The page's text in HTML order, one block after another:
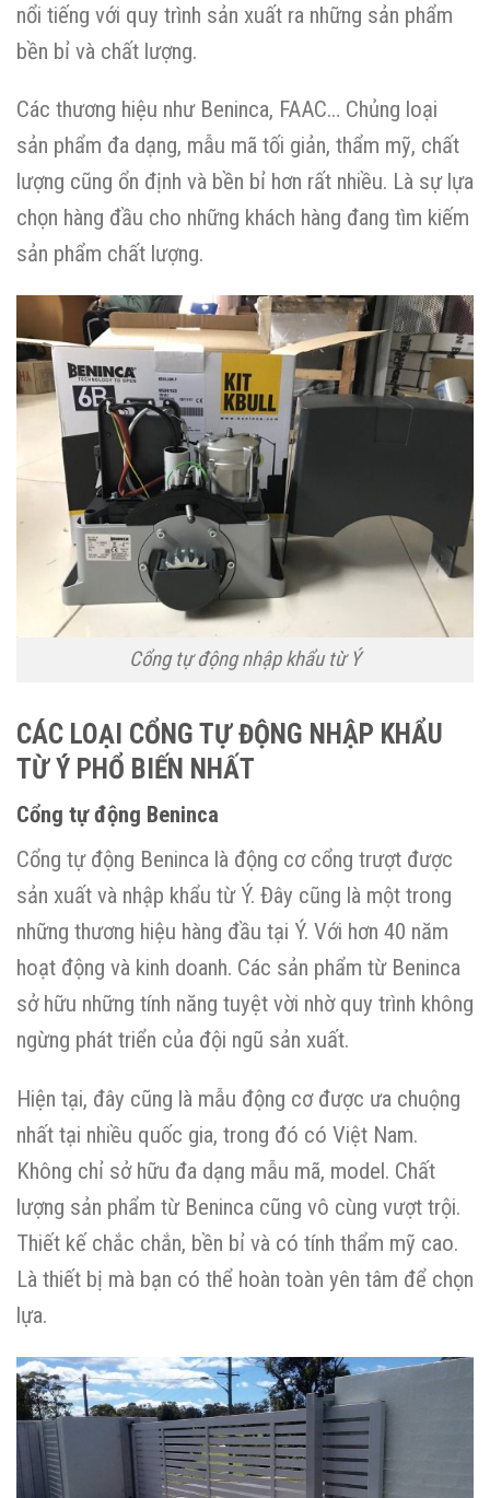
nổi tiếng với quy trình sản xuất ra những sản phẩm
bền bỉ và chất lượng.
Các thương hiệu như Beninca, FAAC… Chủng loại
sản phẩm đa dạng, mẫu mã tối giản, thẩm mỹ, chất
lượng cũng ổn định và bền bỉ hơn rất nhiều. Là sự lựa
chọn hàng đầu cho những khách hàng đang tìm kiếm
sản phẩm chất lượng.
Cổng tự động nhập khẩu từ Ý
CÁC LOẠI CỔNG TỰ ĐỘNG NHẬP KHẨU
TỪ Ý PHỔ BIẾN NHẤT
Cổng tự động Beninca
Cổng tự động Beninca là động cơ cổng trượt được
sản xuất và nhập khẩu từ Ý. Đây cũng là một trong
những thương hiệu hàng đầu tại Ý. Với hơn 40 năm
hoạt động và kinh doanh. Các sản phẩm từ Beninca
sở hữu những tính năng tuyệt vời nhờ quy trình không
ngừng phát triển của đội ngũ sản xuất.
Hiện tại, đây cũng là mẫu động cơ được ưa chuộng
nhất tại nhiều quốc gia, trong đó có Việt Nam.
Không chỉ sở hữu đa dạng mẫu mã, model. Chất
lượng sản phẩm từ Beninca cũng vô cùng vượt trội.
Thiết kế chắc chắn, bền bỉ và có tính thẩm mỹ cao.
Là thiết bị mà bạn có thể hoàn toàn yên tâm để chọn
lựa.